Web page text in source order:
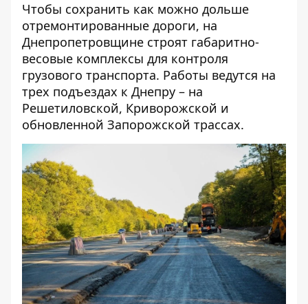
Чтобы сохранить как можно дольше
отремонтированные дороги, на
Днепропетровщине строят габаритно-
весовые комплексы для контроля
грузового транспорта. Работы ведутся на
трех подъездах к Днепру – на
Решетиловской, Криворожской и
обновленной Запорожской трассах.